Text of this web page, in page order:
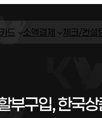
드 소액결제 체크/컨설
부구입, 한국